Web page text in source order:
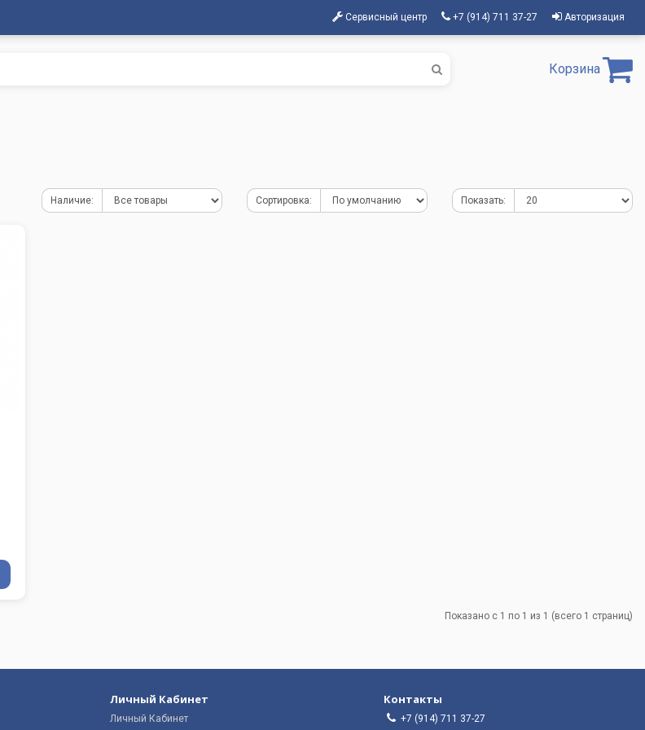
Сервисный центр +7 (914) 711 37-27 Авторизация
Корзина
Наличие: Сортировка: Показать:
Показано с 1 по 1 из 1 (всего 1 страниц)
Личный Кабинет
Личный Кабинет
Контакты
+7 (914) 711 37-27